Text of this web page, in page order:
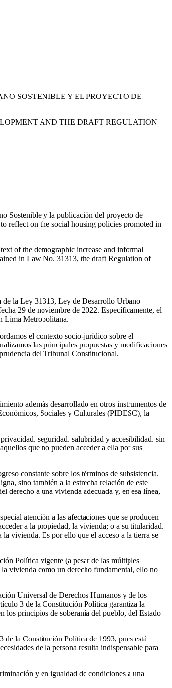
SOSTENIBLE Y EL PROYECTO DE
AND THE DRAFT REGULATION
Sostenible y la publicación del proyecto de
reflect on the social housing policies promoted in
of the demographic increase and informal
in Law No. 31313, the draft Regulation of
de la Ley 31313, Ley de Desarrollo Urbano
29 de noviembre de 2022. Específicamente, el
Lima Metropolitana.
el contexto socio-jurídico sobre el
las principales propuestas y modificaciones
del Tribunal Constitucional.
además desarrollado en otros instrumentos de
Sociales y Culturales (PIDESC), la
seguridad, salubridad y accesibilidad, sin
que no pueden acceder a ella por sus
constante sobre los términos de subsistencia.
sino también a la estrecha relación de este
derecho a una vivienda adecuada y, en esa línea,
atención a las afectaciones que se producen
a la propiedad, la vivienda; o a su titularidad.
vivienda. Es por ello que el acceso a la tierra se
Política vigente (a pesar de las múltiples
vivienda como un derecho fundamental, ello no
Universal de Derechos Humanos y de los
3 de la Constitución Política garantiza la
los principios de soberanía del pueblo, del Estado
de la Constitución Política de 1993, pues está
de la persona resulta indispensable para
y en igualdad de condiciones a una